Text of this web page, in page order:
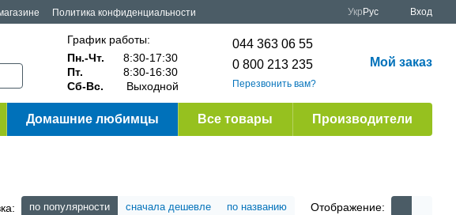
Политика конфиденциальности
Укр Рус Вход
График работы:
Пн.-Чт.
8:30-17:30
Пт.
8:30-16:30
Сб-Вс.
Выходной
044 363 06 55
0 800 213 235
Перезвонить вам?
Мой заказ
Домашние любимцы Все товары Производители
по популярности сначала дешевле по названию Отображение: